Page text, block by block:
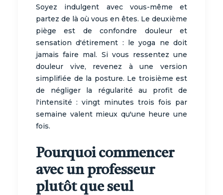
Soyez indulgent avec vous-même et
partez de là où vous en êtes. Le deuxième
piège est de confondre douleur et
sensation d'étirement : le yoga ne doit
jamais faire mal. Si vous ressentez une
douleur vive, revenez à une version
simplifiée de la posture. Le troisième est
de négliger la régularité au profit de
l'intensité : vingt minutes trois fois par
semaine valent mieux qu'une heure une
fois.
Pourquoi commencer
avec un professeur
plutôt que seul